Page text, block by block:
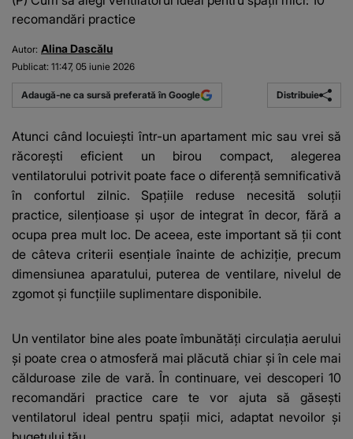
recomandări practice
Autor: Alina Dascălu
Publicat: 11:47, 05 iunie 2026
Adaugă-ne ca sursă preferată în Google Distribuie
Atunci când locuiești într-un apartament mic sau vrei să
răcorești eficient un birou compact, alegerea
ventilatorului potrivit poate face o diferență semnificativă
în confortul zilnic. Spațiile reduse necesită soluții
practice, silențioase și ușor de integrat în decor, fără a
ocupa prea mult loc. De aceea, este important să ții cont
de câteva criterii esențiale înainte de achiziție, precum
dimensiunea aparatului, puterea de ventilare, nivelul de
zgomot și funcțiile suplimentare disponibile.
Un ventilator bine ales poate îmbunătăți circulația aerului
și poate crea o atmosferă mai plăcută chiar și în cele mai
călduroase zile de vară. În continuare, vei descoperi 10
recomandări practice care te vor ajuta să găsești
ventilatorul ideal pentru spații mici, adaptat nevoilor și